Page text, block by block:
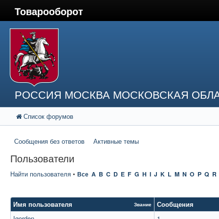
Товарооборот
РОССИЯ МОСКВА МОСКОВСКАЯ
Список форумов
Сообщения без ответов Активные темы
Пользователи
Найти пользователя • Все A B C D E F G H I J K L M N O P Q R
Имя пользователя
Звание Сообщения